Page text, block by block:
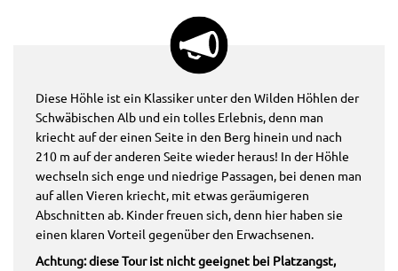
Diese Höhle ist ein Klassiker unter den Wilden Höhlen der
Schwäbischen Alb und ein tolles Erlebnis, denn man
kriecht auf der einen Seite in den Berg hinein und nach
210 m auf der anderen Seite wieder heraus! In der Höhle
wechseln sich enge und niedrige Passagen, bei denen man
auf allen Vieren kriecht, mit etwas geräumigeren
Abschnitten ab. Kinder freuen sich, denn hier haben sie
einen klaren Vorteil gegenüber den Erwachsenen.
Achtung: diese Tour ist nicht geeignet bei Platzangst,